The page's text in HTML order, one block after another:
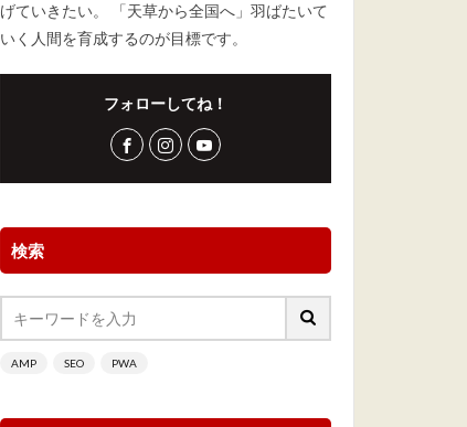
げていきたい。 「天草から全国へ」羽ばたいて
いく人間を育成するのが目標です。
フォローしてね！
検索
AMP SEO PWA